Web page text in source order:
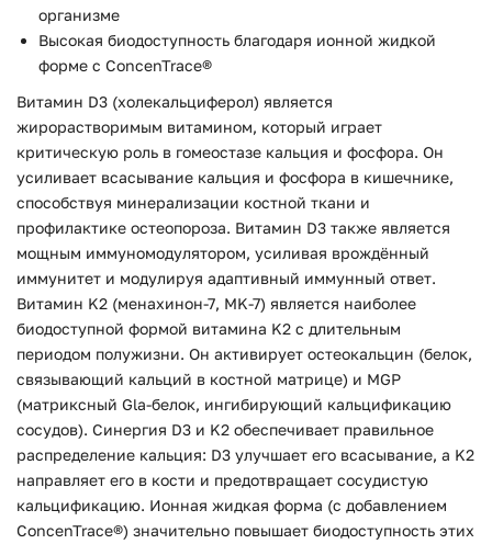
организме
Высокая биодоступность благодаря ионной жидкой
форме с ConcenTrace®
Витамин D3 (холекальциферол) является
жирорастворимым витамином, который играет
критическую роль в гомеостазе кальция и фосфора. Он
усиливает всасывание кальция и фосфора в кишечнике,
способствуя минерализации костной ткани и
профилактике остеопороза. Витамин D3 также является
мощным иммуномодулятором, усиливая врождённый
иммунитет и модулируя адаптивный иммунный ответ.
Витамин K2 (менахинон-7, MK-7) является наиболее
биодоступной формой витамина K2 с длительным
периодом полужизни. Он активирует остеокальцин (белок,
связывающий кальций в костной матрице) и MGP
(матриксный Gla-белок, ингибирующий кальцификацию
сосудов). Синергия D3 и K2 обеспечивает правильное
распределение кальция: D3 улучшает его всасывание, а K2
направляет его в кости и предотвращает сосудистую
кальцификацию. Ионная жидкая форма (с добавлением
ConcenTrace®) значительно повышает биодоступность этих